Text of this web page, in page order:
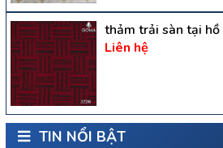
thảm trải sàn tại
Liên hệ
TIN NỔI BẬT